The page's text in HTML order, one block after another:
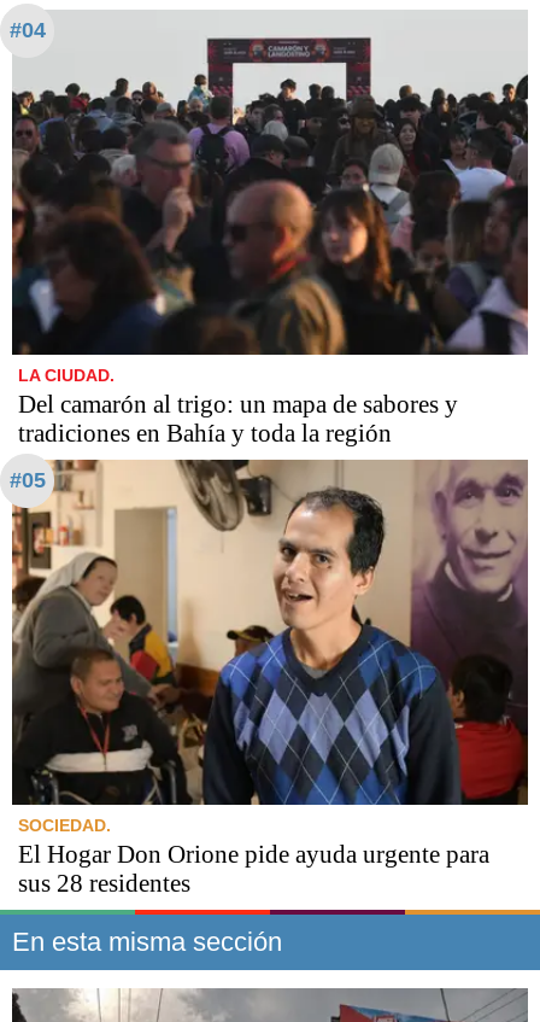
#04
LA CIUDAD.
Del camarón al trigo: un mapa de sabores y
tradiciones en Bahía y toda la región
#05
SOCIEDAD.
El Hogar Don Orione pide ayuda urgente para
sus 28 residentes
En esta misma sección